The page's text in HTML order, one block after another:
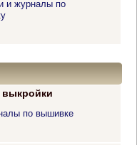
и журналы по
выкройки
по вышивке